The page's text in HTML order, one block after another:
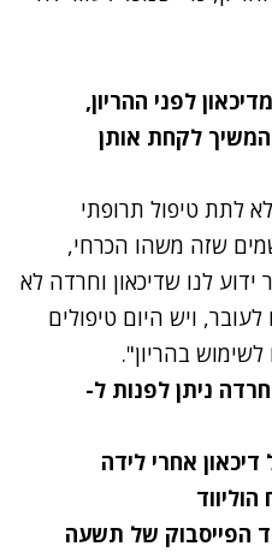
לפני ההריון,
לקחת אותן
לתת טיפול תרופתי
שזה משהו הכרחי,
לנו שדיכאון וחרדה לא
ויש היום טיפולים
בהריון".
ניתן לפנות ל-
הפייסבוק של תשעה